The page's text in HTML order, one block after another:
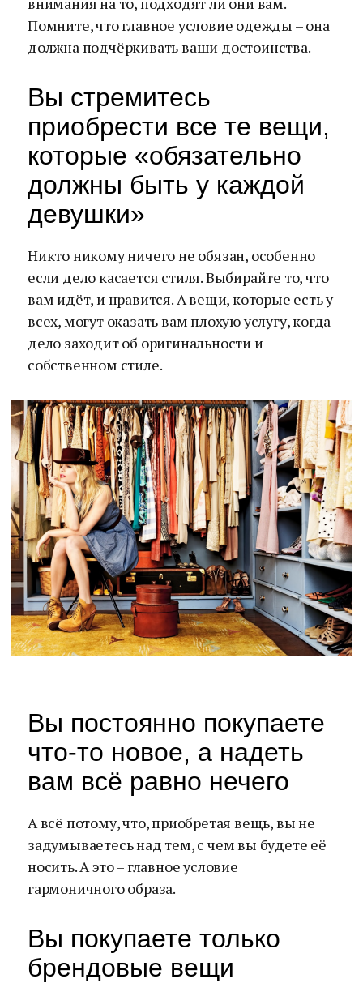
Помните, что главное условие одежды – она
должна подчёркивать ваши достоинства.
Вы стремитесь
приобрести все те вещи,
которые «обязательно
должны быть у каждой
девушки»
Никто никому ничего не обязан, особенно
если дело касается стиля. Выбирайте то, что
вам идёт, и нравится. А вещи, которые есть у
всех, могут оказать вам плохую услугу, когда
дело заходит об оригинальности и
собственном стиле.
Вы постоянно покупаете
что-то новое, а надеть
вам всё равно нечего
А всё потому, что, приобретая вещь, вы не
задумываетесь над тем, с чем вы будете её
носить. А это – главное условие
гармоничного образа.
Вы покупаете только
брендовые вещи